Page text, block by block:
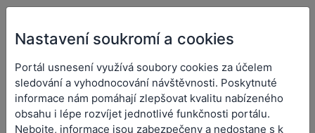
5. Dotazy a připomínky
občanů 2
Číslo návrhu:
Číslo usnesení:-
Nastavení soukromí a cookies
Portál usnesení využívá soubory cookies za účelem
sledování a vyhodnocování návštěvnosti. Poskytnuté
informace nám pomáhají zlepšovat kvalitu nabízeného
obsahu i lépe rozvíjet jednotlivé funkčnosti portálu.
Nebojte, informace jsou zabezpečeny a nedostane s k